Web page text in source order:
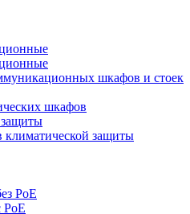
шкафов и стоек
шкафов
климатической защиты
PoE
PoE